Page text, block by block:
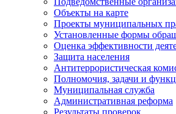
Объекты на карте
Проекты муниципальных
Установленные формы
Оценка эффективности
Защита населения
Антитеррористическая
Полномочия, задачи и
Муниципальная служба
Административная реформа
Результаты проверок